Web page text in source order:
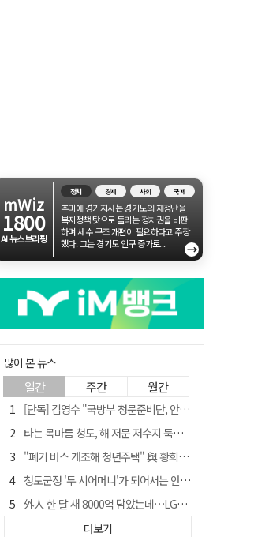
mWiz
1800
AI 뉴스브리핑
정치 경제 사회 국제
추미애 경기지사는 경기도의 재정난을
복지정책 탓으로 돌리는 정치권을 비판
하며 세수 구조 개편이 필요하다고 주장
했다. 그는 경기도 인구 증가로...
→
많이 본 뉴스
일간 주간 월간
[단독] 김영수 "국방부 청문준비단, 안규백 탈영 알고있었다"
타는 목마름 청도, 해 저문 저수지 둑에 군수가 서 있었다
"폐기 버스 개조해 청년주택" 與 황희…'딸 학비는 年 4200만원'
청도군정 '두 시어머니'가 되어서는 안된다
外人 한 달 새 8000억 담았는데…LG이노텍 목표주가는 왜 엇갈릴까
임시휴업 들어갔던 홈플러스 영주점, 7일 영업 재개…지하 1층만 운영
더보기